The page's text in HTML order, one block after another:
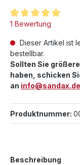
Durchschnittliche
1 Bewertung
Dieser Artikel ist
bestellbar.
Sollten Sie
haben, schicken
an info@sandax.de
Produktnummer:
Beschreibung